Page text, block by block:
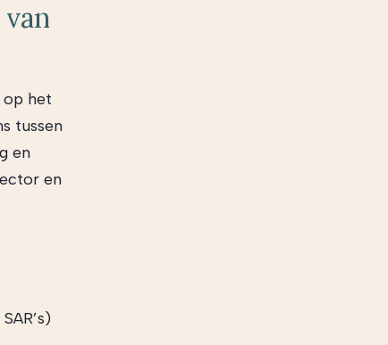
het
tussen
en
en